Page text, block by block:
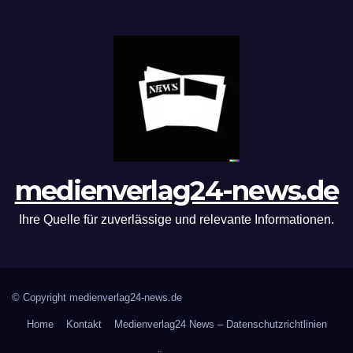
medienverlag24-news.de
Ihre Quelle für zuverlässige und relevante Informationen.
© Copyright medienverlag24-news.de
Home Kontakt Medienverlag24 News – Datenschutzrichtlinien